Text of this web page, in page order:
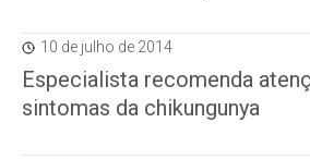
10 de julho de 2014
Especialista recomenda
sintomas da chikungunya